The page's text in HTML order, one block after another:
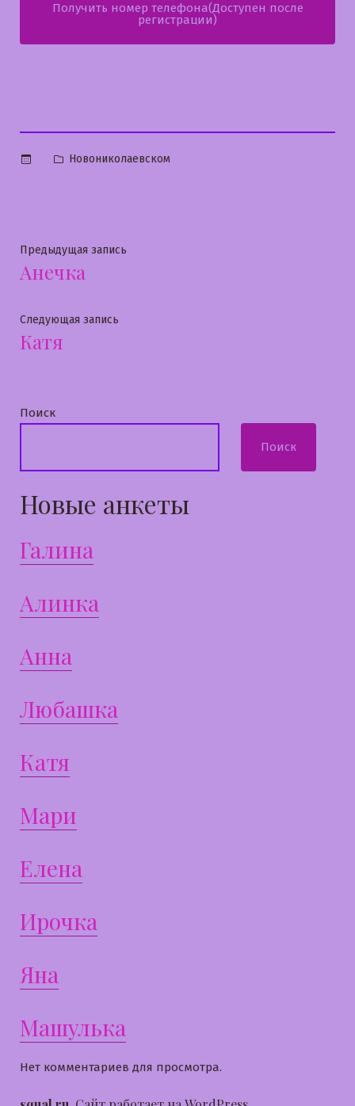
Получить номер телефона(Доступен после
регистрации)
Опубликовано
Новониколаевском
Навигация
по
записям
Предыдущая запись
Анечка
Следующая запись
Катя
Поиск
Поиск
Новые анкеты
Галина
Алинка
Анна
Любашка
Катя
Мари
Елена
Ирочка
Яна
Машулька
Нет комментариев для просмотра.